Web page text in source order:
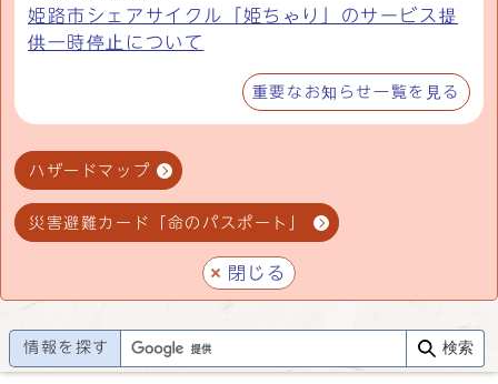
姫路市シェアサイクル「姫ちゃり」のサービス提
供一時停止について
重要なお知らせ一覧を見る
ハザードマップ
災害避難カード「命のパスポート」
閉じる
情報を探す 検索